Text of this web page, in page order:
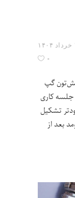
۰
گپ
جلسه کاری
تشکیل
بعد از